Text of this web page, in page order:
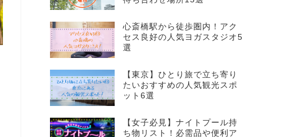
心斎橋駅から徒歩圏内！アク
セス良好の人気ヨガスタジオ5
選
【東京】ひとり旅で立ち寄り
たいおすすめの人気観光スポ
ット6選
【女子必見】ナイトプール持
ち物リスト！必需品や便利ア